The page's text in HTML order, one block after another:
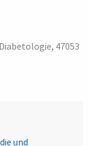
47053
und